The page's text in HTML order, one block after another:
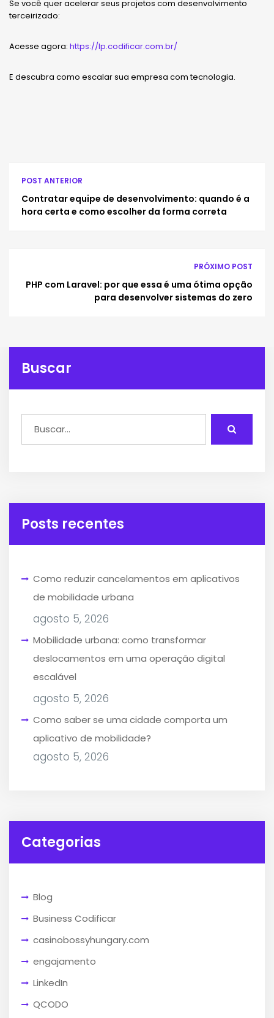
Se você quer acelerar seus projetos com desenvolvimento
terceirizado:
Acesse agora: https://lp.codificar.com.br/
E descubra como escalar sua empresa com tecnologia.
POST ANTERIOR
Contratar equipe de desenvolvimento: quando é a
hora certa e como escolher da forma correta
PRÓXIMO POST
PHP com Laravel: por que essa é uma ótima opção
para desenvolver sistemas do zero
Buscar
Posts recentes
Como reduzir cancelamentos em aplicativos
de mobilidade urbana
agosto 5, 2026
Mobilidade urbana: como transformar
deslocamentos em uma operação digital
escalável
agosto 5, 2026
Como saber se uma cidade comporta um
aplicativo de mobilidade?
agosto 5, 2026
Categorias
Blog
Business Codificar
casinobossyhungary.com
engajamento
LinkedIn
QCODO